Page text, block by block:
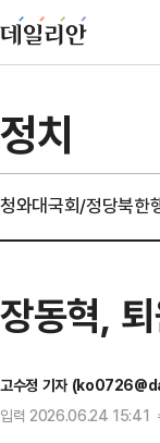
정치
청와대국회/정당북한
장동혁,
고수정 기자
입력 2026.06.24 15:41